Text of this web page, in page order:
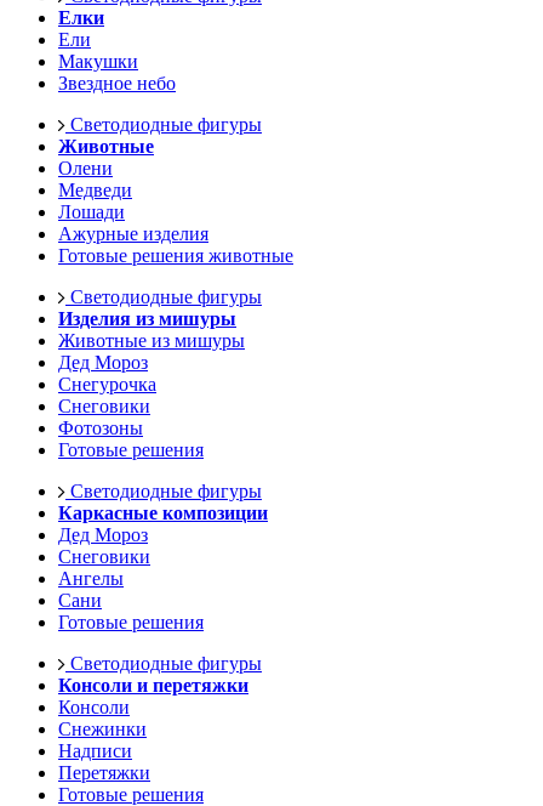
Елки
Ели
Макушки
Звездное небо
Светодиодные фигуры
Животные
Олени
Медведи
Лошади
Ажурные изделия
Готовые решения животные
Светодиодные фигуры
Изделия из мишуры
Животные из мишуры
Дед Мороз
Снегурочка
Снеговики
Фотозоны
Готовые решения
Светодиодные фигуры
Каркасные композиции
Дед Мороз
Снеговики
Ангелы
Сани
Готовые решения
Светодиодные фигуры
Консоли и перетяжки
Консоли
Снежинки
Надписи
Перетяжки
Готовые решения